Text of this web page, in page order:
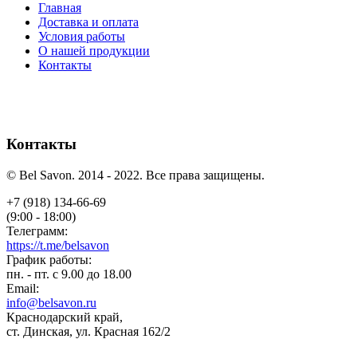
Главная
Доставка и оплата
Условия работы
О нашей продукции
Контакты
Контакты
© Bel Savon. 2014 - 2022. Все права защищены.
+7 (918) 134-66-69
(9:00 - 18:00)
Телеграмм:
https://t.me/belsavon
График работы:
пн. - пт. с 9.00 до 18.00
Email:
info@belsavon.ru
Краснодарский край,
ст. Динская, ул. Красная 162/2